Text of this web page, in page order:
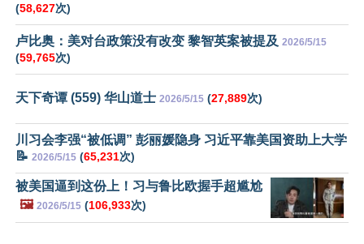
(58,627次)
卢比奥：美对台政策没有改变 黎智英案被提及 2026/5/15
(59,765次)
天下奇谭 (559) 华山道士 2026/5/15 (27,889次)
川习会李强“被低调” 彭丽媛隐身 习近平靠美国资助上大学
📝 2026/5/15 (65,231次)
被美国逼到这份上！习与鲁比欧握手超尴尬
🖼️ 2026/5/15 (106,933次)